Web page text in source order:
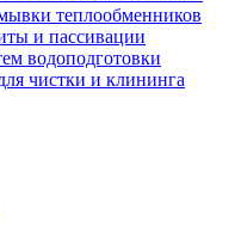
теплообменников
и пассивации
водоподготовки
чистки и клининга